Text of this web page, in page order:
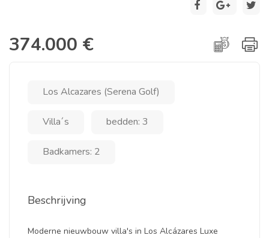
374.000 €
Los Alcazares (Serena Golf)
Villa´s bedden: 3
Badkamers: 2
Beschrijving
Moderne nieuwbouw villa's in Los Alcázares Luxe